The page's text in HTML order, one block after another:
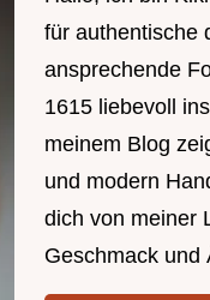
für authentische
ansprechende
1615 liebevoll
meinem Blog
und modern
dich von meiner
Geschmack und